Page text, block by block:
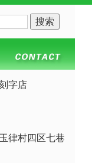
字店
律村四区七巷